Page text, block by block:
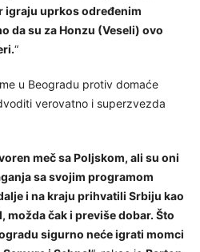
igraju uprkos određenim
da su za Honzu (Veseli) ovo
“
u Beogradu protiv domaće
verovatno i superzvezda
meč sa Poljskom, ali su oni
sa svojim programom
i na kraju prihvatili Srbiju kao
možda čak i previše dobar. Što
sigurno neće igrati momci